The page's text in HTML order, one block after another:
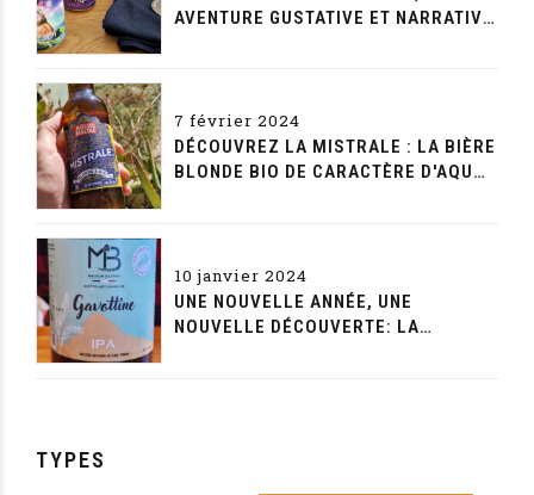
AVENTURE GUSTATIVE ET NARRATIVE
7 février 2024
DÉCOUVREZ LA MISTRALE : LA BIÈRE
BLONDE BIO DE CARACTÈRE D'AQUAE
10 janvier 2024
UNE NOUVELLE ANNÉE, UNE
NOUVELLE DÉCOUVERTE: LA
TYPES